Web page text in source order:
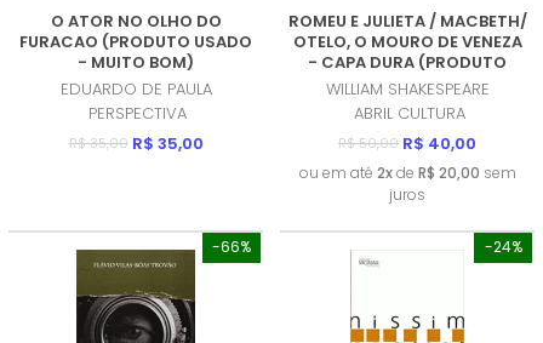
O ATOR NO OLHO DO
FURACAO (PRODUTO USADO
- MUITO BOM)
EDUARDO DE PAULA
PERSPECTIVA
R$ 35,00 R$ 35,00
ROMEU E JULIETA / MACBETH/
OTELO, O MOURO DE VENEZA
- CAPA DURA (PRODUTO
USADO - MUITO BOM)
WILLIAM SHAKESPEARE
ABRIL CULTURA
R$ 50,00 R$ 40,00
ou em até 2xde R$ 20,00 sem
juros
-66% -24%